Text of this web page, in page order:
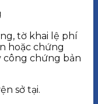
tờ khai lệ phí
hoặc chứng
công chứng bản
sở tại.